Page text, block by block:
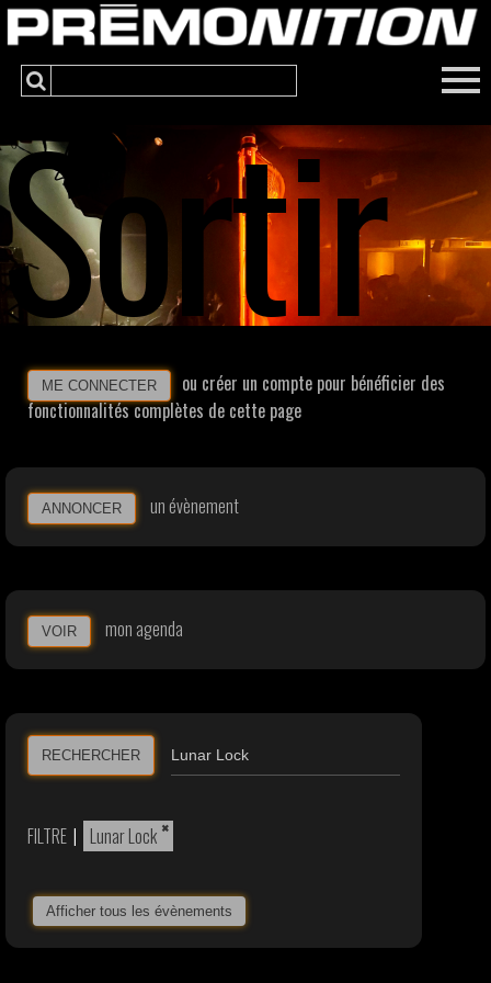
Sortir
ME CONNECTER
ou créer un compte pour bénéficier des
fonctionnalités complètes de cette page
ANNONCER un évènement
VOIR mon agenda
RECHERCHER
FILTRE | ×
Lunar Lock
Afficher tous les évènements